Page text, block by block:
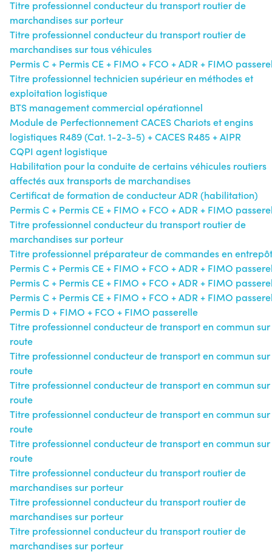
Titre professionnel conducteur du transport routier de
marchandises sur porteur
Titre professionnel conducteur du transport routier de
marchandises sur tous véhicules
Permis C + Permis CE + FIMO + FCO + ADR + FIMO
Titre professionnel technicien supérieur en méthodes et
exploitation logistique
BTS management commercial opérationnel
Module de Perfectionnement CACES Chariots et engins
logistiques R489 (Cat. 1-2-3-5) + CACES R485 + AIPR
CQPI agent logistique
Habilitation pour la conduite de certains véhicules routiers
affectés aux transports de marchandises
Certificat de formation de conducteur ADR (habilitation)
Permis C + Permis CE + FIMO + FCO + ADR + FIMO
Titre professionnel conducteur du transport routier de
marchandises sur porteur
Titre professionnel préparateur de commandes en entrepôt
Permis C + Permis CE + FIMO + FCO + ADR + FIMO
Permis C + Permis CE + FIMO + FCO + ADR + FIMO
Permis C + Permis CE + FIMO + FCO + ADR + FIMO
Permis D + FIMO + FCO + FIMO passerelle
Titre professionnel conducteur de transport en commun sur
route
Titre professionnel conducteur de transport en commun sur
route
Titre professionnel conducteur de transport en commun sur
route
Titre professionnel conducteur de transport en commun sur
route
Titre professionnel conducteur de transport en commun sur
route
Titre professionnel conducteur du transport routier de
marchandises sur porteur
Titre professionnel conducteur du transport routier de
marchandises sur porteur
Titre professionnel conducteur du transport routier de
marchandises sur porteur